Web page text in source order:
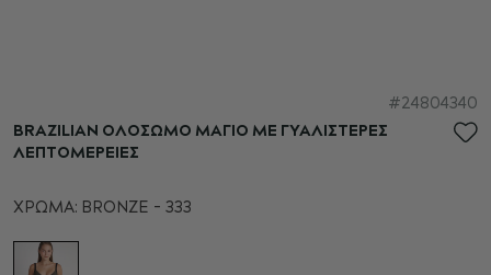
στην
αρχή
εικόνων
BRAZILIAN ΟΛΟΣΩΜΟ ΜΑΓΙΟ ΜΕ ΓΥΑΛΙΣΤΕΡΕΣ
ΛΕΠΤΟΜΕΡΕΙΕΣ
24804340
ΧΡΏΜΑ: BRONZE - 333